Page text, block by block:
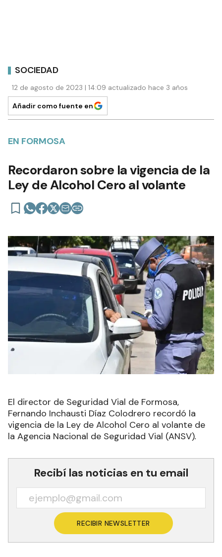
SOCIEDAD
12 de agosto de 2023 | 14:09 actualizado hace 3 años
Añadir como fuente en
EN FORMOSA
Recordaron sobre la vigencia de la
Ley de Alcohol Cero al volante
El director de Seguridad Vial de Formosa,
Fernando Inchausti Díaz Colodrero recordó la
vigencia de la Ley de Alcohol Cero al volante de
la Agencia Nacional de Seguridad Vial (ANSV).
Recibí las noticias en tu email
RECIBIR NEWSLETTER